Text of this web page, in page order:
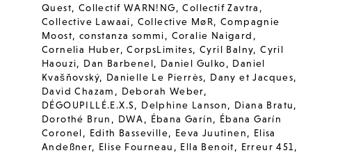
Quest, Collectif WARN!NG,Collectif Zavtra ,
Collective Lawaai, Collective MøR,Compagnie
Moost, constanza sommi, Coralie Naigard ,
Cornelia Huber,CorpsLimites,Cyril Balny,Cyril
Haouzi, Dan Barbenel, Daniel Gulko, Daniel
Kvašňovský, Danielle Le Pierrès, Dany et Jacques,
David Chazam , Deborah Weber,
DÉGOUPILLÉ.E.X.S, Delphine Lanson, Diana Bratu,
Dorothé Brun , DWA, Ébana Garín, Ébana Garín
Coronel, Edith Basseville, Eeva Juutinen, Elisa
Andeßner, Elise Fourneau , Ella Benoit, Erreur 451,